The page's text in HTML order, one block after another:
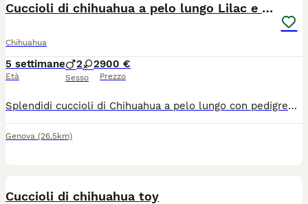
Cuccioli di chihuahua a pelo lungo Lilac e Blu
Chihuahua
5 settimane
Età
2 2
Sesso
900 €
Prezzo
Splendidi cuccioli di Chihuahua a pelo lungo con pedigree ENCI Disponibili splendidi cuccioli di Chihuahua a pelo lungo, nati il 26/06/2026, allevati con amore in ambiente familiare. Entrambi i genitori sono muniti di pedigree ENCI e i cuccioli saranno ceduti solo dopo il compimento dell’età prevista dalla normativa. Disponibili: * 🩵 1 Maschi: €900 * 🩷 2 Femmine: €1.200 I cuccioli saranno consegnati con: ✔ Microchip ✔ Prima vaccinazione ✔ Sverminazioni effettuate ✔ Libretto sanitario ✔ Pedigree ENCI richiesto I cuccioli cresceranno in ambiente familiare, saranno abituati al contatto con le persone e con i bambini, ricevendo fin da piccoli le migliori cure. Per maggiori informazioni, foto o per fissare una visita, contattatemi in privato. Solo persone realmente interessate e amanti della razza.
Genova (26.5km)
Cuccioli di chihuahua toy